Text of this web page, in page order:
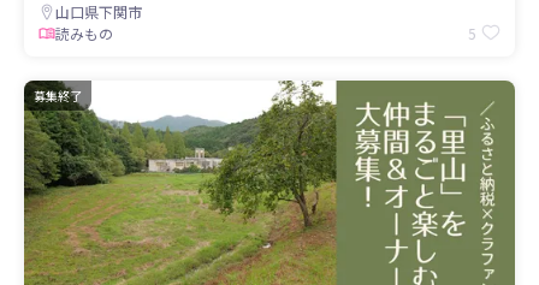
山口県下関市
読みもの
5
募集終了